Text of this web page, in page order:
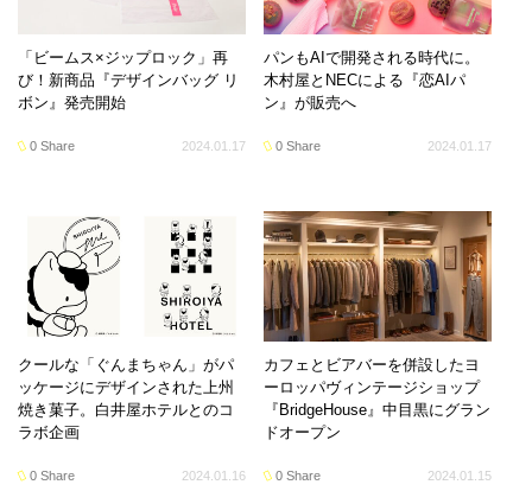
「ビームス×ジップロック」再
び！新商品『デザインバッグ リ
ボン』発売開始
0 Share 2024.01.17
パンもAIで開発される時代に。
木村屋とNECによる『恋AIパ
ン』が販売へ
0 Share 2024.01.17
クールな「ぐんまちゃん」がパ
ッケージにデザインされた上州
焼き菓子。白井屋ホテルとのコ
ラボ企画
0 Share 2024.01.16
カフェとビアバーを併設したヨ
ーロッパヴィンテージショップ
『BridgeHouse』中目黒にグラン
ドオープン
0 Share 2024.01.15